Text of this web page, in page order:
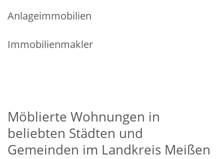
Anlageimmobilien
Immobilienmakler
Möblierte Wohnungen in
beliebten Städten und
Gemeinden im Landkreis Meißen